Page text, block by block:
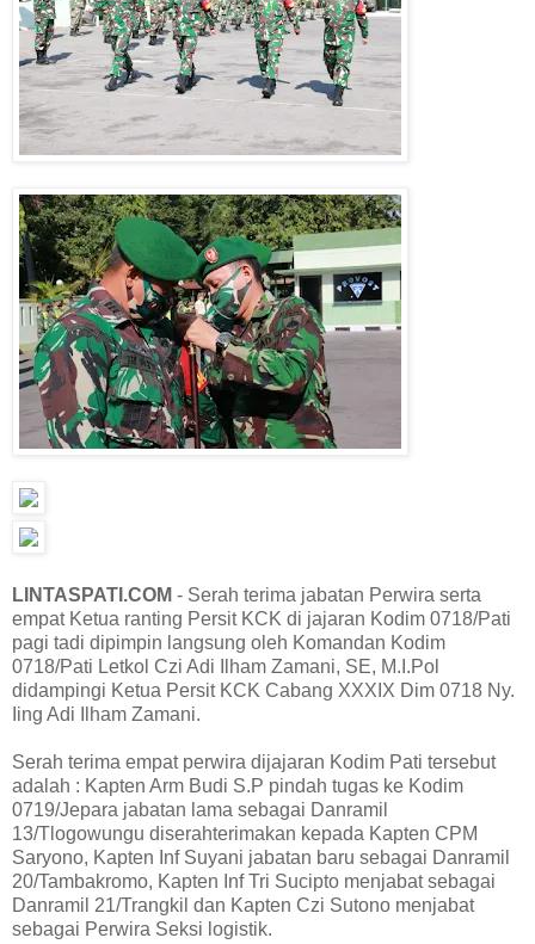
LINTASPATI.COM - Serah terima jabatan Perwira serta
empat Ketua ranting Persit KCK di jajaran Kodim 0718/Pati
pagi tadi dipimpin langsung oleh Komandan Kodim
0718/Pati Letkol Czi Adi Ilham Zamani, SE, M.I.Pol
didampingi Ketua Persit KCK Cabang XXXIX Dim 0718 Ny.
Iing Adi Ilham Zamani.
Serah terima empat perwira dijajaran Kodim Pati tersebut
adalah : Kapten Arm Budi S.P pindah tugas ke Kodim
0719/Jepara jabatan lama sebagai Danramil
13/Tlogowungu diserahterimakan kepada Kapten CPM
Saryono, Kapten Inf Suyani jabatan baru sebagai Danramil
20/Tambakromo, Kapten Inf Tri Sucipto menjabat sebagai
Danramil 21/Trangkil dan Kapten Czi Sutono menjabat
sebagai Perwira Seksi logistik.